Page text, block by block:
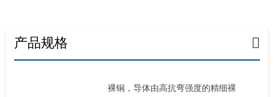
产品规格
裸铜，导体由高抗弯强度的精细裸